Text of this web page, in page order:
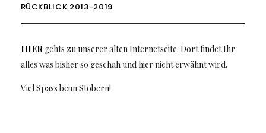
RÜCKBLICK 2013-2019
HIER gehts zu unserer alten Internetseite. Dort findet Ihr
alles was bisher so geschah und hier nicht erwähnt wird.
Viel Spass beim Stöbern!